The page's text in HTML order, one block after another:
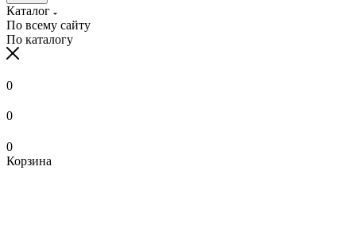
Каталог
По всему сайту
По каталогу
0
0
0
Корзина